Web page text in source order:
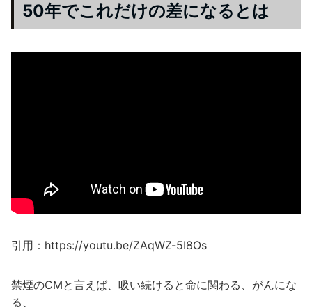
50年でこれだけの差になるとは
引用：https://youtu.be/ZAqWZ-5I8Os
禁煙のCMと言えば、吸い続けると命に関わる、がんにな
る、